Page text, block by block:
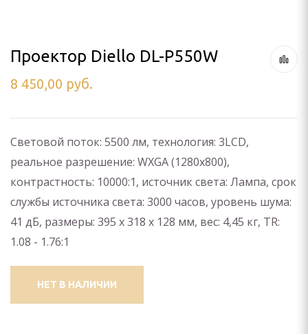
КРЕПЛЕНИЯ
для панелей
Проектор Diello DL-P550W
8 450,00 руб.
Световой поток: 5500 лм, технология: 3LCD,
реальное разрешение: WXGA (1280x800),
контрастность: 10000:1, источник света: Лампа, срок
службы источника света: 3000 часов, уровень шума:
41 дБ, размеры: 395 х 318 х 128 мм, вес: 4,45 кг, TR:
1.08 - 1.76:1
НЕТ В НАЛИЧИИ